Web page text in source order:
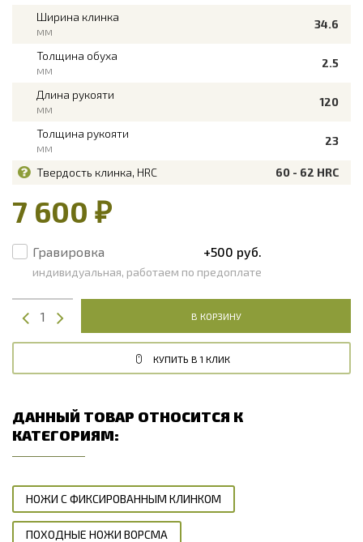
Ширина клинка
мм
34.6
Толщина обуха
мм
2.5
Длина рукояти
мм
120
Толщина рукояти
мм
23
Твердость клинка, HRC 60 - 62 HRC
7 600 ₽
Гравировка +500 руб.
индивидуальная, работаем по предоплате
В КОРЗИНУ
КУПИТЬ В 1 КЛИК
ДАННЫЙ ТОВАР ОТНОСИТСЯ К
КАТЕГОРИЯМ:
НОЖИ С ФИКСИРОВАННЫМ КЛИНКОМ
ПОХОДНЫЕ НОЖИ ВОРСМА